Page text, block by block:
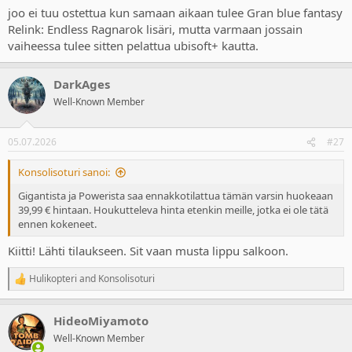
joo ei tuu ostettua kun samaan aikaan tulee Gran blue fantasy
Relink: Endless Ragnarok lisäri, mutta varmaan jossain
vaiheessa tulee sitten pelattua ubisoft+ kautta.
DarkAges
Well-Known Member
05.07.2026 #27
Konsolisoturi sanoi:
Gigantista ja Powerista saa ennakkotilattua tämän varsin huokeaan
39,99 € hintaan. Houkutteleva hinta etenkin meille, jotka ei ole tätä
ennen kokeneet.
Kiitti! Lähti tilaukseen. Sit vaan musta lippu salkoon.
R
e
c
t
i
Hulikopteri and Konsolisoturi
HideoMiyamoto
Well-Known Member